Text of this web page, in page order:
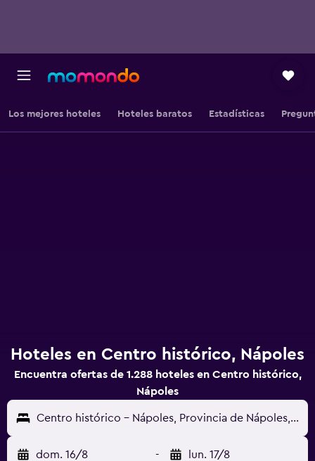
Los mejores hoteles Hoteles baratos Estadísticas
Hoteles en Centro histórico, Nápoles
Encuentra ofertas de 1.288 hoteles en Centro histórico,
Nápoles
Centro histórico - Nápoles, Provincia de Nápoles, Italia
dom. 16/8 - lun. 17/8